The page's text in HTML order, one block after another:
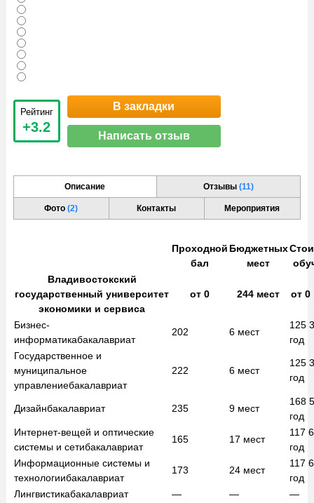
Рейтинг
+3.2
В закладки
Написать отзыв
Описание Отзывы (11)
Фото(2) Контакты Мероприятия
Проходной
бал
Бюджетных
мест
Владивостокский
государственный университет
экономики и сервиса
от0 244 мест от 0
Бизнес-
информатикабакалавриат
202 6 мест
125
год
Государственное и
муниципальное
управлениебакалавриат
222 6 мест
125
год
Дизайнбакалавриат 235 9 мест
168
год
Интернет-вещей и оптические
системы и сетибакалавриат
165 17 мест
117
год
Информационные системы и
технологиибакалавриат
173 24 мест
117
год
Лингвистикабакалавриат — —
—